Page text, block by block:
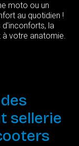
moto ou un
au quotidien !
la
à votre anatomie.
des
sellerie